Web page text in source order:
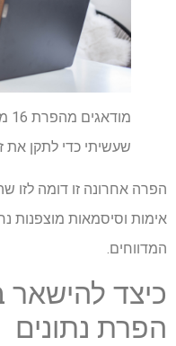
שעשיתי כדי לתקן את
המדווחים.
כיצד
הפרת נתונים